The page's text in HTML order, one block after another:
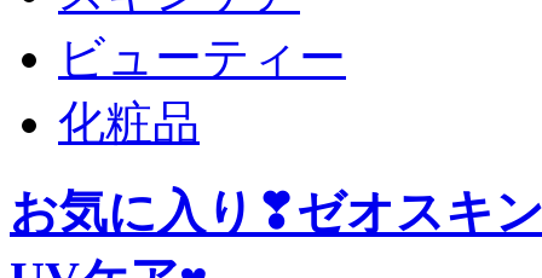
ビューティー
化粧品
お気に入り❣︎ゼオスキ